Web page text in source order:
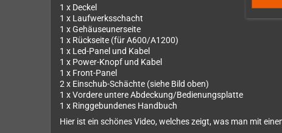
1 x Deckel
1 x Laufwerksschacht
1 x Gehäuseunerseite
1 x Rückseite (für A600/A1200)
1 x Led-Panel und Kabel
1 x Power-Knopf und Kabel
1 x Front-Panel
2 x Einschub-Schächte (siehe Bild oben)
1 x Vordere untere Abdeckung/Bedienungsplatte
1 x Ringgebundenes Handbuch
Hier ist ein schönes Video, welches zeigt, was man mit